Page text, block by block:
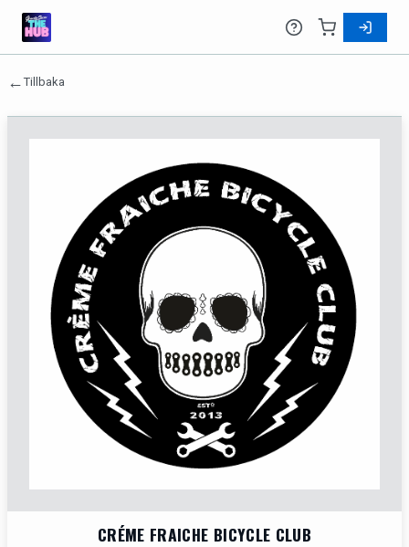
←Tillbaka
CRÉME FRAICHE BICYCLE CLUB